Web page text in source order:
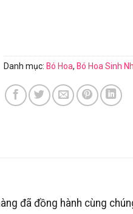
Danh mục: Bó Hoa, Bó Hoa Sinh
đã đồng hành cùng